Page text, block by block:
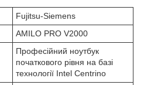
Fujitsu-Siemens
AMILO PRO V2000
Професійний ноутбук
початкового рівня на базі
технології Intel Centrino